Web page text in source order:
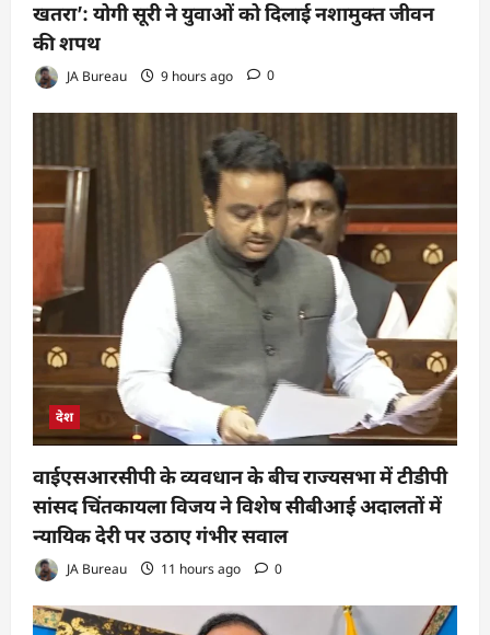
खतरा’: योगी सूरी ने युवाओं को दिलाई नशामुक्त जीवन
की शपथ
JA Bureau 9 hours ago 0
देश
वाईएसआरसीपी के व्यवधान के बीच राज्यसभा में टीडीपी
सांसद चिंतकायला विजय ने विशेष सीबीआई अदालतों में
न्यायिक देरी पर उठाए गंभीर सवाल
JA Bureau 11 hours ago 0